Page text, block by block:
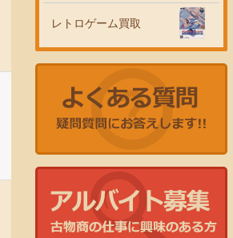
レトロゲーム買取